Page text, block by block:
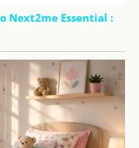
Next2me Essential :